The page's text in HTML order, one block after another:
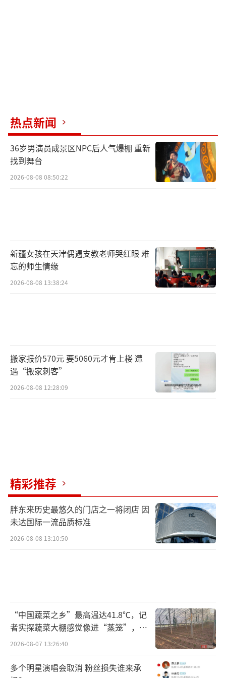
热点新闻
36岁男演员成景区NPC后人气爆棚 重新
找到舞台
2026-08-08 08:50:22
新疆女孩在天津偶遇支教老师哭红眼 难
忘的师生情缘
2026-08-08 13:38:24
搬家报价570元 要5060元才肯上楼 遭
遇“搬家刺客”
2026-08-08 12:28:09
精彩推荐
胖东来历史最悠久的门店之一将闭店 因
未达国际一流品质标准
2026-08-08 13:10:50
“中国蔬菜之乡”最高温达41.8℃，记
者实探蔬菜大棚感觉像进“蒸笼”，有
村民称只能凌晨两点起来干活
2026-08-07 13:26:40
多个明星演唱会取消 粉丝损失谁来承